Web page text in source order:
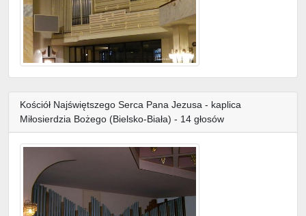
Kościół Najświętszego Serca Pana Jezusa - kaplica
Miłosierdzia Bożego (Bielsko-Biała) - 14 głosów